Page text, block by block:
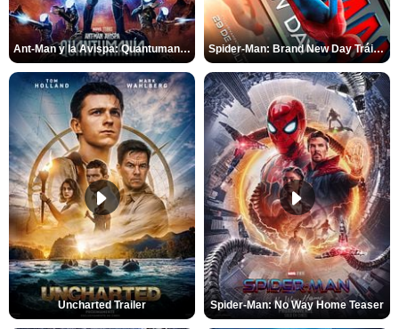
Ant-Man y la Avispa: Quantumanía Tráiler (2) Spider-Man: Brand New Day Tráiler (3)
Uncharted Trailer Spider-Man: No Way Home Teaser